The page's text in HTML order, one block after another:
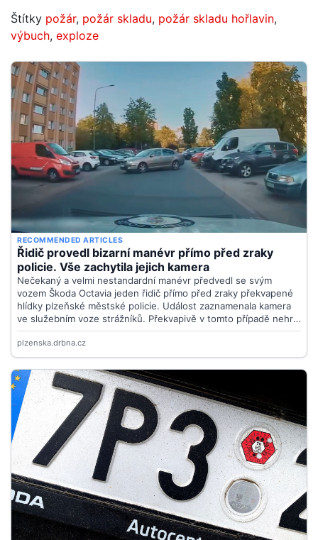
Štítky požár, požár skladu, požár skladu hořlavin,
výbuch, exploze